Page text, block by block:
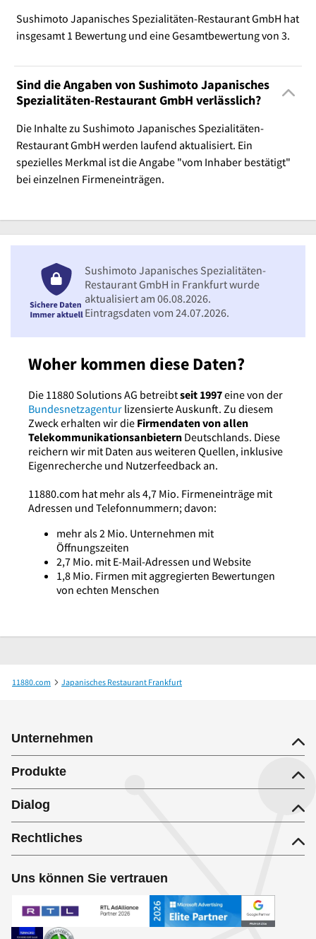
Sushimoto Japanisches Spezialitäten-Restaurant GmbH hat
insgesamt 1 Bewertung und eine Gesamtbewertung von 3.
Sind die Angaben von Sushimoto Japanisches
Spezialitäten-Restaurant GmbH verlässlich?
Die Inhalte zu Sushimoto Japanisches Spezialitäten-
Restaurant GmbH werden laufend aktualisiert. Ein
spezielles Merkmal ist die Angabe "vom Inhaber bestätigt"
bei einzelnen Firmeneinträgen.
Woher kommen diese Daten?
Die 11880 Solutions AG betreibtseit 1997eine von der
Bundesnetzagentur lizensierte Auskunft. Zu diesem
Zweck erhalten wir die Firmendaten von allen
Telekommunikationsanbietern Deutschlands. Diese
reichern wir mit Daten aus weiteren Quellen, inklusive
Eigenrecherche und Nutzerfeedback an.
11880.com hat mehr als 4,7 Mio. Firmeneinträge mit
Adressen und Telefonnummern; davon:
mehr als 2 Mio. Unternehmen mit
Öffnungszeiten
2,7 Mio. mit E-Mail-Adressen und Website
1,8 Mio. Firmen mit aggregierten Bewertungen
von echten Menschen
Sushimoto Japanisches Spezialitäten-
Restaurant GmbH in Frankfurt wurde
aktualisiert am 06.08.2026.
Eintragsdaten vom 24.07.2026.
11880.com
Japanisches Restaurant Frankfurt
Unternehmen
Produkte
Dialog
Rechtliches
Uns können Sie vertrauen